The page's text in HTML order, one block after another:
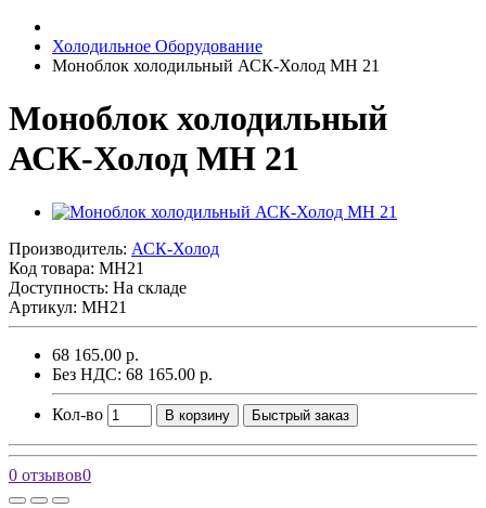
Холодильное Оборудование
Моноблок холодильный АСК-Холод MH 21
Моноблок холодильный
АСК-Холод MH 21
Производитель: АСК-Холод
Код товара: MH21
Доступность: На складе
Артикул: MH21
68 165.00 р.
Без НДС: 68 165.00 р.
Кол-во В корзину Быстрый заказ
0 отзывов0